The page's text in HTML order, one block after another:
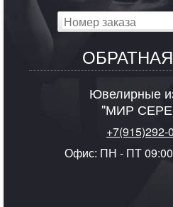
Ювелирные
"МИР
+7(915)292-
Офис: ПН - ПТ 09:00